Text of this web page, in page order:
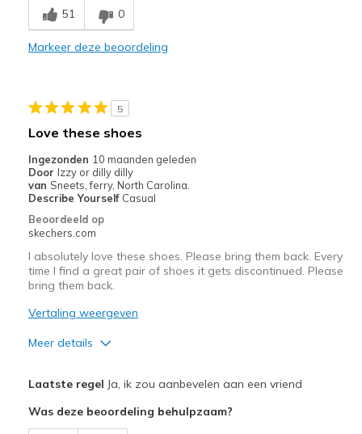
View On Shoes
51 0
Markeer deze beoordeling
5
Love these shoes
Ingezonden 10 maanden geleden
Door Izzy or dilly dilly
van Sneets, ferry, North Carolina.
Describe Yourself Casual
Beoordeeld op
skechers.com
I absolutely love these shoes. Please bring them back. Every
time I find a great pair of shoes it gets discontinued. Please
bring them back.
Vertaling weergeven
Meer details
Breathe Well
Laatste regel Ja, ik zou aanbevelen aan een vriend
Was deze beoordeling behulpzaam?